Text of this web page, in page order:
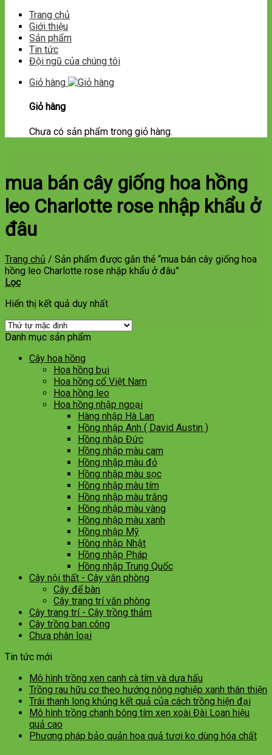
Trang chủ
Giới thiệu
Sản phẩm
Tin tức
Đội ngũ của chúng tôi
Giỏ hàng
Giỏ hàng
Chưa có sản phẩm trong giỏ hàng.
mua bán cây giống hoa hồng
leo Charlotte rose nhập khẩu ở
đâu
Trang chủ / Sản phẩm được gắn thẻ “mua bán cây giống hoa
hồng leo Charlotte rose nhập khẩu ở đâu”
Lọc
Hiển thị kết quả duy nhất
Danh mục sản phẩm
Cây hoa hồng
Hoa hồng bụi
Hoa hồng cổ Việt Nam
Hoa hồng leo
Hoa hồng nhập ngoại
Hàng nhập Hà Lan
Hồng nhập Anh ( David Austin )
Hồng nhập Đức
Hồng nhập màu cam
Hồng nhập màu đỏ
Hồng nhập màu sọc
Hồng nhập màu tím
Hồng nhập màu trắng
Hồng nhập màu vàng
Hồng nhập màu xanh
Hồng nhập Mỹ
Hồng nhập Nhật
Hồng nhập Pháp
Hồng nhập Trung Quốc
Cây nội thất - Cây văn phòng
Cây để bàn
Cây trang trí văn phòng
Cây trang trí - Cây trồng thảm
Cây trồng ban công
Chưa phân loại
Tin tức mới
Mô hình trồng xen canh cà tím và dưa hấu
Trồng rau hữu cơ theo hướng nông nghiệp xanh thân thiện
Trái thanh long khủng kết quả của cách trồng hiện đại
Mô hình trồng chanh bông tím xen xoài Đài Loan hiệu
quả cao
Phương pháp bảo quản hoa quả tươi ko dùng hóa chất